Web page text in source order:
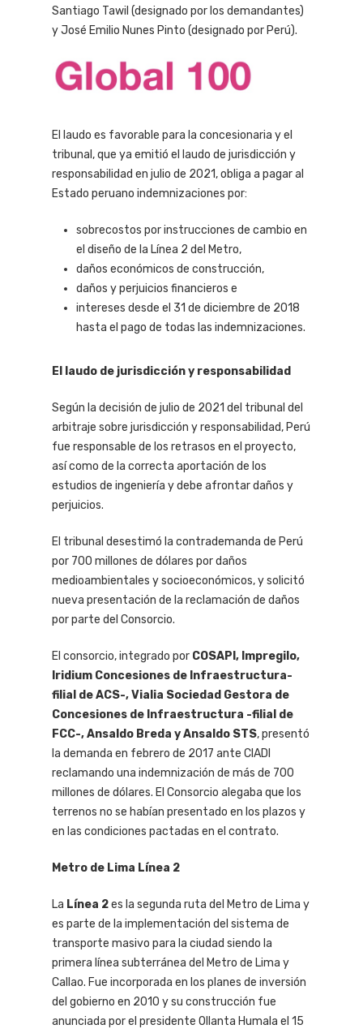
Santiago Tawil (designado por los demandantes)
y José Emilio Nunes Pinto (designado por Perú).
El laudo es favorable para la concesionaria y el
tribunal, que ya emitió el laudo de jurisdicción y
responsabilidad en julio de 2021, obliga a pagar al
Estado peruano indemnizaciones por:
sobrecostos por instrucciones de cambio en
el diseño de la Línea 2 del Metro,
daños económicos de construcción,
daños y perjuicios financieros e
intereses desde el 31 de diciembre de 2018
hasta el pago de todas las indemnizaciones.
El laudo de jurisdicción y responsabilidad
Según la decisión de julio de 2021 del tribunal del
arbitraje sobre jurisdicción y responsabilidad, Perú
fue responsable de los retrasos en el proyecto,
así como de la correcta aportación de los
estudios de ingeniería y debe afrontar daños y
perjuicios.
El tribunal desestimó la contrademanda de Perú
por 700 millones de dólares por daños
medioambientales y socioeconómicos, y solicitó
nueva presentación de la reclamación de daños
por parte del Consorcio.
El consorcio, integrado por COSAPI, Impregilo,
Iridium Concesiones de Infraestructura-
filial de ACS-, Vialia Sociedad Gestora de
Concesiones de Infraestructura -filial de
FCC-, Ansaldo Breda y Ansaldo STS, presentó
la demanda en febrero de 2017 ante CIADI
reclamando una indemnización de más de 700
millones de dólares. El Consorcio alegaba que los
terrenos no se habían presentado en los plazos y
en las condiciones pactadas en el contrato.
Metro de Lima Línea 2
La Línea 2es la segunda ruta del Metro de Lima y
es parte de la implementación del sistema de
transporte masivo para la ciudad siendo la
primera línea subterránea del Metro de Lima y
Callao. Fue incorporada en los planes de inversión
del gobierno en 2010 y su construcción fue
anunciada por el presidente Ollanta Humala el 15